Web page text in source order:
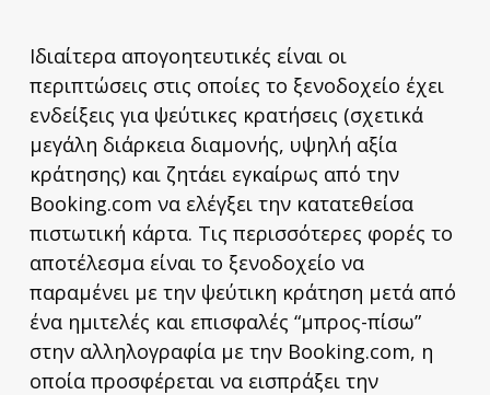
Ιδιαίτερα απογοητευτικές είναι οι
περιπτώσεις στις οποίες το ξενοδοχείο έχει
ενδείξεις για ψεύτικες κρατήσεις (σχετικά
μεγάλη διάρκεια διαμονής, υψηλή αξία
κράτησης) και ζητάει εγκαίρως από την
Booking.com να ελέγξει την κατατεθείσα
πιστωτική κάρτα. Τις περισσότερες φορές το
αποτέλεσμα είναι το ξενοδοχείο να
παραμένει με την ψεύτικη κράτηση μετά από
ένα ημιτελές και επισφαλές “μπρος-πίσω”
στην αλληλογραφία με την Booking.com, η
οποία προσφέρεται να εισπράξει την